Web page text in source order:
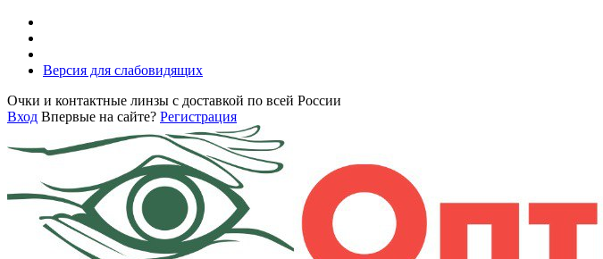
Версия для слабовидящих
Очки и контактные линзы с доставкой по всей России
Вход Впервые на сайте? Регистрация